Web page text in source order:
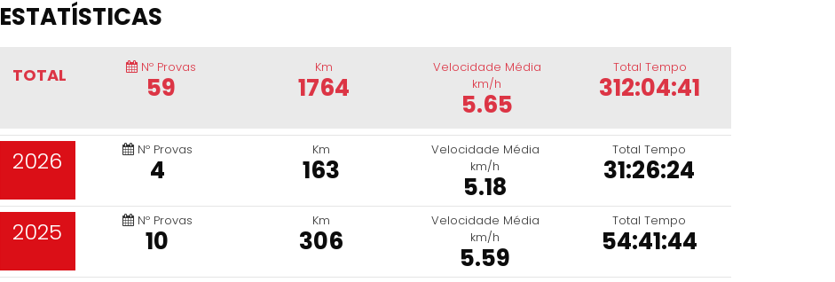
ESTATÍSTICAS
TOTAL Nº Provas
59
Km
1764
Velocidade Média
km/h
5.65
Total Tempo
312:04:41
2026 Nº Provas
4
Km
163
Velocidade Média
km/h
5.18
Total Tempo
31:26:24
2025 Nº Provas
10
Km
306
Velocidade Média
km/h
5.59
Total Tempo
54:41:44